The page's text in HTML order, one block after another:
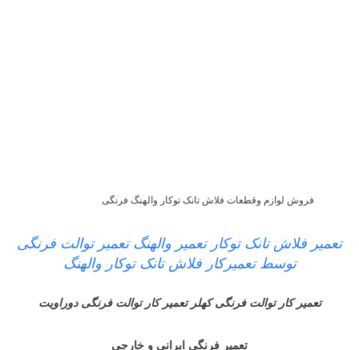
فروش لوازم وقطعات فلاش تانک توکار والهنگ فرنگی
تعمیر فلاش تانک توکار تعمیر والهنگ تعمیر توالت فرنگی
توسط تعمیرکار فلاش تانک توکار والهنگ
تعمیر کار توالت فرنگی کهلر تعمیر کار توالت فرنگی دوراویت
تعمیر فرنگی ایرانی و خارجی